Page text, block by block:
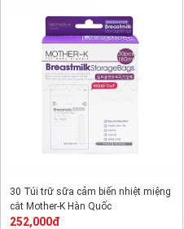
30 Túi trữ sữa cảm biến nhiệt miệng
cắt Mother-K Hàn Quốc
252,000đ